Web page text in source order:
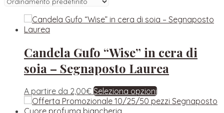
Candela Gufo “Wise” in cera di
soia – Segnaposto Laurea
A partire da 2,00€ Seleziona opzioni